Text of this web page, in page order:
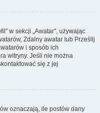
w sekcji „Awatar”, używając
Zdalny awatar lub Prześlij
i sposób ich
witryny. Jeśli nie można
się z jej
oznaczają, ile postów dany